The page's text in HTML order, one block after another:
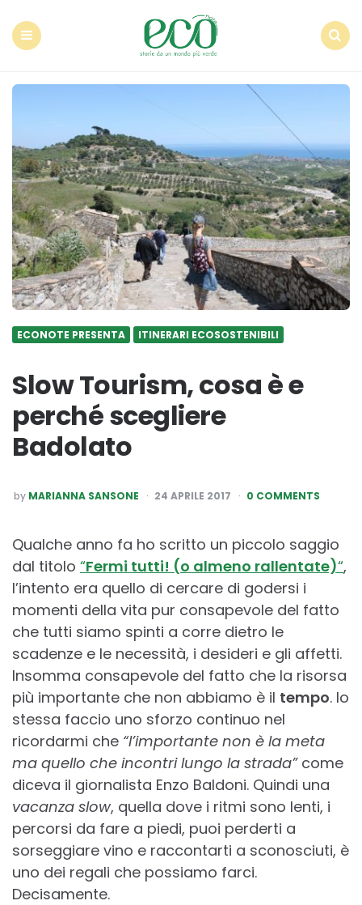
ECONOTE PRESENTA ITINERARI ECOSOSTENIBILI
Slow Tourism, cosa è e
perché scegliere
Badolato
POSTED
BY
by MARIANNA SANSONE 24 APRILE 2017 0 COMMENTS
Qualche anno fa ho scritto un piccolo saggio
dal titolo “Fermi tutti! (o almeno rallentate)“,
l’intento era quello di cercare di godersi i
momenti della vita pur consapevole del fatto
che tutti siamo spinti a corre dietro le
scadenze e le necessità, i desideri e gli affetti.
Insomma consapevole del fatto che la risorsa
più importante che non abbiamo è il tempo. Io
stessa faccio uno sforzo continuo nel
ricordarmi che “l’importante non è la meta
ma quello che incontri lungo la strada”come
diceva il giornalista Enzo Baldoni. Quindi una
vacanza slow, quella dove i ritmi sono lenti, i
percorsi da fare a piedi, puoi perderti a
sorseggiare vino e raccontarti a sconosciuti, è
uno dei regali che possiamo farci.
Decisamente.